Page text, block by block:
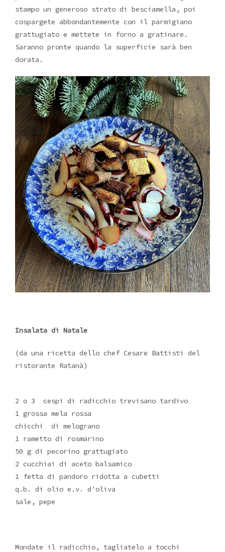
stampo un generoso strato di besciamella, poi
cospargete abbondantemente con il parmigiano
grattugiato e mettete in forno a gratinare.
Saranno pronte quando la superficie sarà ben
dorata.
Insalata di Natale
(da una ricetta dello chef Cesare Battisti del
ristorante Ratanà)
2 o 3 cespi di radicchio trevisano tardivo
1 grossa mela rossa
chicchi di melograno
1 rametto di rosmarino
50 g di pecorino grattugiato
2 cucchiai di aceto balsamico
1 fetta di pandoro ridotta a cubetti
q.b. di olio e.v. d'oliva
sale, pepe
Mondate il radicchio, tagliatelo a tocchi